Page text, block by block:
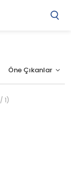
1)